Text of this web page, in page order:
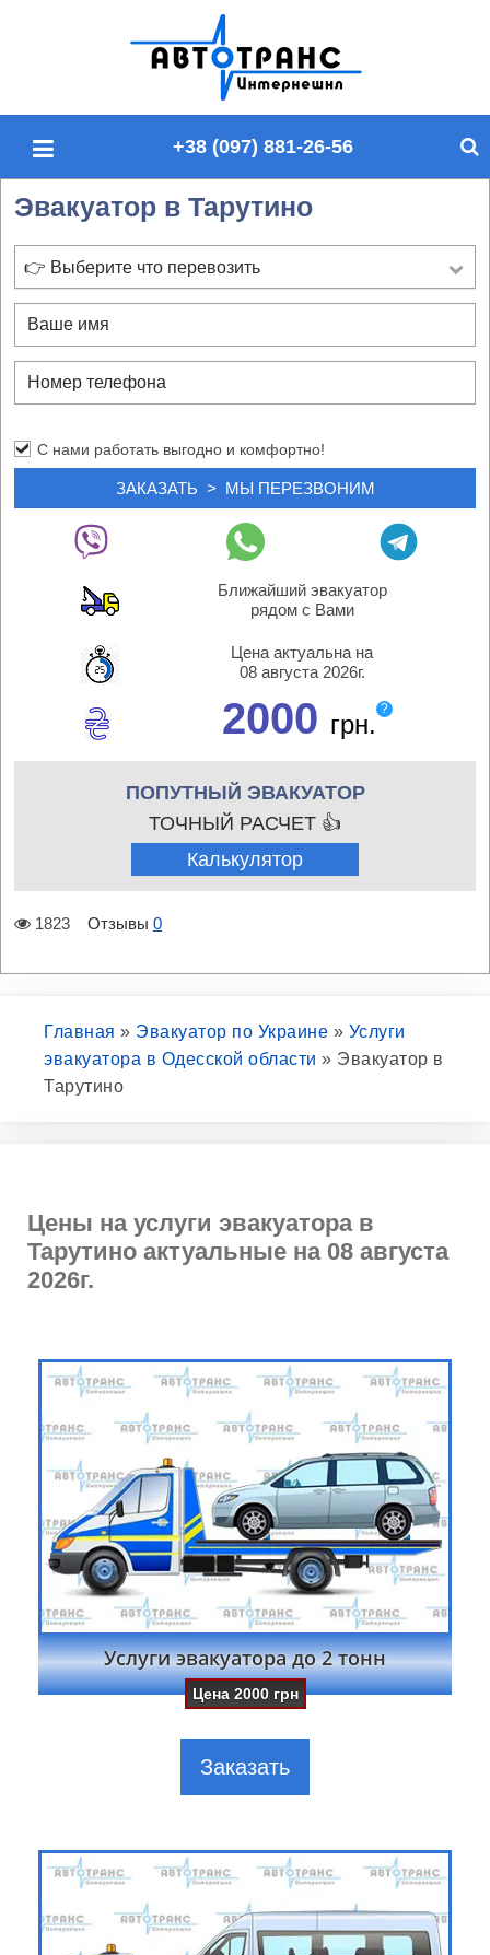
п
й
у
+38 (097) 881-26-56
Эвакуатор в Тарутино
👉 Выберите что перевозить
С нами работать выгодно и комфортно!
Ближайший эвакуатор
рядом с Вами
Цена актуальна на
08 августа 2026г.
2000 грн.
?
ПОПУТНЫЙ ЭВАКУАТОР
ТОЧНЫЙ РАСЧЕТ 👍
Калькулятор
1823 Отзывы 0
Главная » Эвакуатор по Украине » Услуги
эвакуатора в Одесской области » Эвакуатор в
Тарутино
Цены на услуги эвакуатора в
Тарутино актуальные на 08 августа
2026г.
Услуги эвакуатора до 2 тонн
Цена2000 грн
Заказать